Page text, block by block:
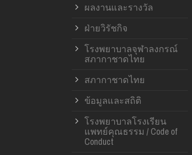
ผลงานและรางวัล
ฝ่ายวิรัชกิจ
โรงพยาบาลจุฬาลงกรณ์
สภากาชาดไทย
สภากาชาดไทย
ข้อมูลและสถิติ
โรงพยาบาลโรงเรียน
แพทย์คุณธรรม / Code of
Conduct